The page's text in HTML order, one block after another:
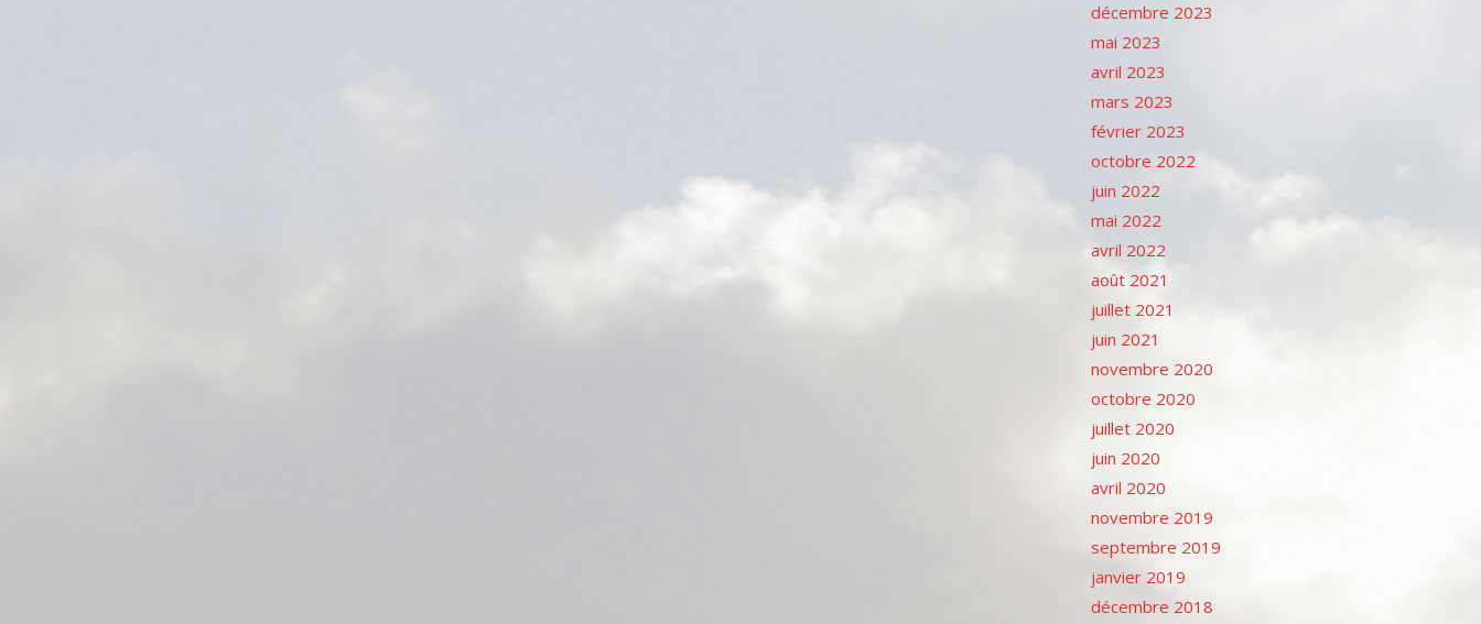
décembre 2023
mai 2023
avril 2023
mars 2023
février 2023
octobre 2022
juin 2022
mai 2022
avril 2022
août 2021
juillet 2021
juin 2021
novembre 2020
octobre 2020
juillet 2020
juin 2020
avril 2020
novembre 2019
septembre 2019
janvier 2019
décembre 2018